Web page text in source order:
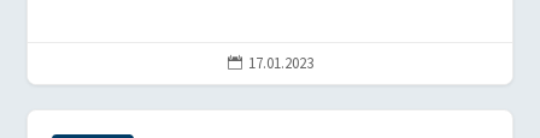
 17.01.2023